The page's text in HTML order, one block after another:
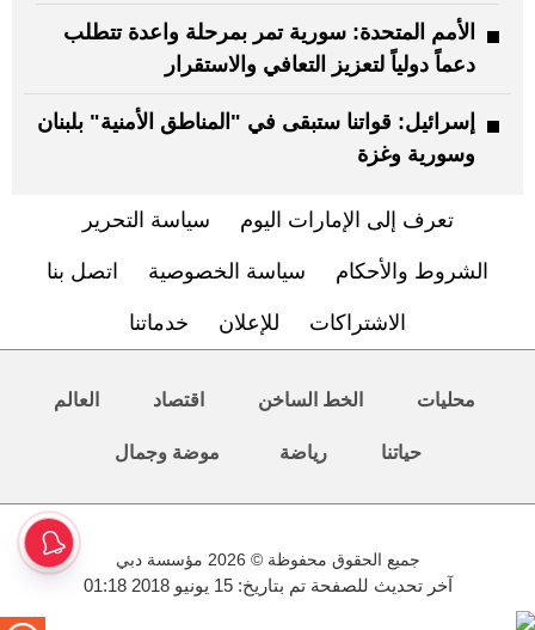
الأمم المتحدة: سورية تمر بمرحلة واعدة تتطلب
دعماً دولياً لتعزيز التعافي والاستقرار
إسرائيل: قواتنا ستبقى في "المناطق الأمنية" بلبنان
وسورية وغزة
تعرف إلى الإمارات اليوم سياسة التحرير
الشروط والأحكام سياسة الخصوصية اتصل بنا
الاشتراكات للإعلان خدماتنا
محليات الخط الساخن اقتصاد العالم
حياتنا رياضة موضة وجمال
جميع الحقوق محفوظة © 2026 مؤسسة دبي
آخر تحديث للصفحة تم بتاريخ: 15 يونيو 2018 01:18